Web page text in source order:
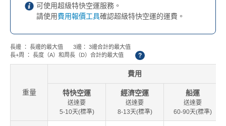
可使用超級特快空運服務。
請使用費用報價工具確認超級特快空運的運費。
長邊 ： 長邊的最大值
3邊： 3邊合計的最大值
長+周 ： 長度（A）和周長（D）合計的最大值
?
重量
費用
特快空運
送達要
5-10天(標準)
經濟空運
送達要
8-13天(標準)
船運
送達要
60-90天(標準)